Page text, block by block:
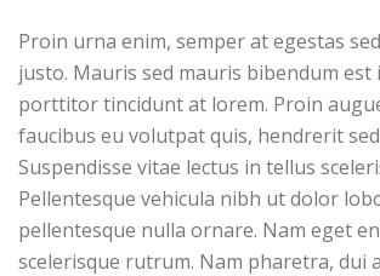
Proin urna enim, semper at egestas
justo. Mauris sed mauris bibendum est
porttitor tincidunt at lorem. Proin
faucibus eu volutpat quis, hendrerit
Suspendisse vitae lectus in tellus
Pellentesque vehicula nibh ut dolor
pellentesque nulla ornare. Nam eget
scelerisque rutrum. Nam pharetra, dui